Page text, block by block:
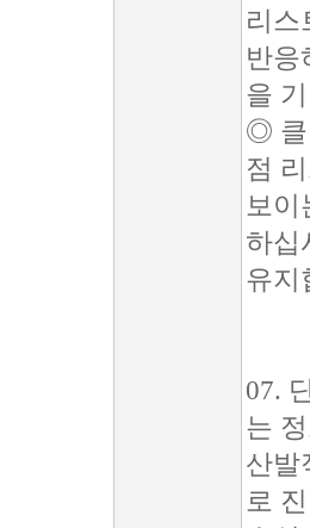
리스
반응
을
◎ 클
점
보
하십
유지
07.
는
산발
로